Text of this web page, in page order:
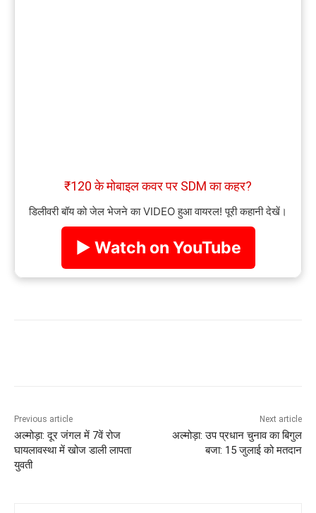
₹120 के मोबाइल कवर पर SDM का कहर?
डिलीवरी बॉय को जेल भेजने का VIDEO हुआ वायरल! पूरी कहानी देखें।
▶ Watch on YouTube
Previous article
अल्मोड़ा: दूर जंगल में 7वें रोज
घायलावस्था में खोज डाली लापता
युवती
Next article
अल्मोड़ा: उप प्रधान चुनाव का बिगुल
बजा: 15 जुलाई को मतदान